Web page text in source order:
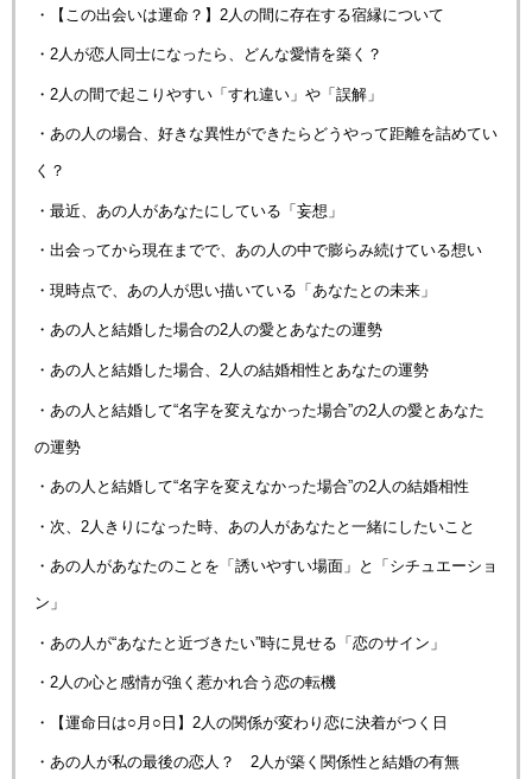
・【この出会いは運命？】2人の間に存在する宿縁について
・2人が恋人同士になったら、どんな愛情を築く？
・2人の間で起こりやすい「すれ違い」や「誤解」
・あの人の場合、好きな異性ができたらどうやって距離を詰めてい
く？
・最近、あの人があなたにしている「妄想」
・出会ってから現在までで、あの人の中で膨らみ続けている想い
・現時点で、あの人が思い描いている「あなたとの未来」
・あの人と結婚した場合の2人の愛とあなたの運勢
・あの人と結婚した場合、2人の結婚相性とあなたの運勢
・あの人と結婚して“名字を変えなかった場合”の2人の愛とあなた
の運勢
・あの人と結婚して“名字を変えなかった場合”の2人の結婚相性
・次、2人きりになった時、あの人があなたと一緒にしたいこと
・あの人があなたのことを「誘いやすい場面」と「シチュエーショ
ン」
・あの人が“あなたと近づきたい”時に見せる「恋のサイン」
・2人の心と感情が強く惹かれ合う恋の転機
・【運命日は○月○日】2人の関係が変わり恋に決着がつく日
・あの人が私の最後の恋人？ 2人が築く関係性と結婚の有無